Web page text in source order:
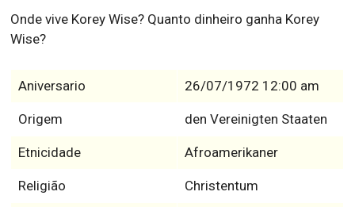
Onde vive Korey Wise? Quanto dinheiro ganha Korey
Wise?
Aniversario 26/07/1972 12:00 am
Origem den Vereinigten Staaten
Etnicidade Afroamerikaner
Religião Christentum